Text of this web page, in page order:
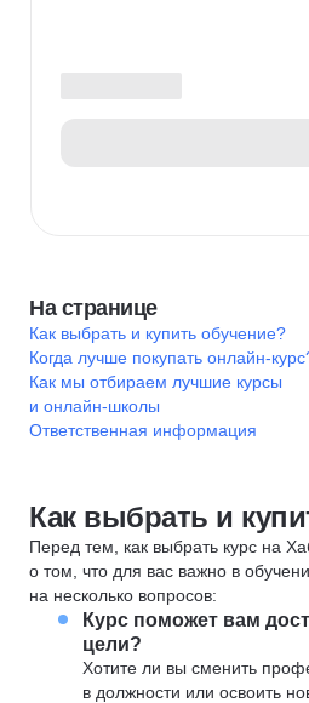
На странице
Как выбрать и купить обучение?
Когда лучше покупать онлайн-
Как мы отбираем лучшие курсы
и онлайн-школы
Ответственная информация
Как выбрать и
Перед тем, как выбрать курс на
о том, что для вас важно в
на несколько вопросов:
Курс поможет вам
цели?
Хотите ли вы сменить
в должности или освоить